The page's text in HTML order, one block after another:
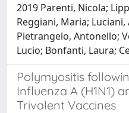
2019 Parenti, Nicola;
Reggiani, Maria;
Pietrangelo, Antonello;
Lucio; Bonfanti, Laura;
Polymyositis
Influenza A (H1N1)
Trivalent Vaccines